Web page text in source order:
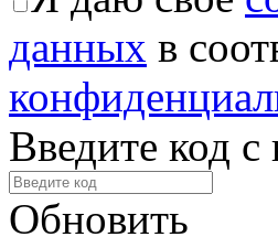
данных в
Введите код с
Обновить